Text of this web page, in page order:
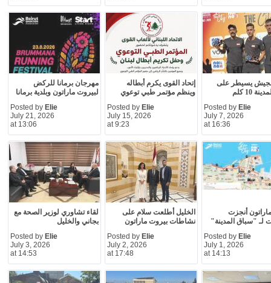
مهرجان برمانا للركض
لبيروت ماراتون وبلدية برمانا
Posted by Elie
July 21, 2026
at 13:06
إتحاد القوى يكرم أبطاله
وينظم مؤتمر طبي توعوي
Posted by Elie
July 15, 2026
at 9:23
يسيطر على
10 كلم
Posted by Elie
July 7, 2026
at 16:36
لقاء تشاوري لوزير الصحة مع
بجاني والخليل
Posted by Elie
July 3, 2026
at 14:53
الخليل أطلعت سلام على
نشاطات بيروت ماراتون
Posted by Elie
July 2, 2026
at 17:48
أنجزت
لـ "سباق المدينة"
Posted by Elie
July 1, 2026
at 14:13